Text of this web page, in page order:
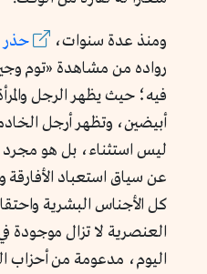
ومنذ عدة سنوات، حذر
رواده من مشاهدة «توم
فيه؛ حيث يظهر الرجل
أبيضين، وتظهر أرجل
ليس استثناء، بل هو مجرد
عن سياق استعباد
كل الأجناس البشرية
العنصرية لا تزال موجودة
اليوم، مدعومة من أحزاب